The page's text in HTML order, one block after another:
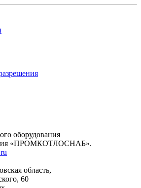
оборудования
«ПРОМКОТЛОСНАБ».
область,
60